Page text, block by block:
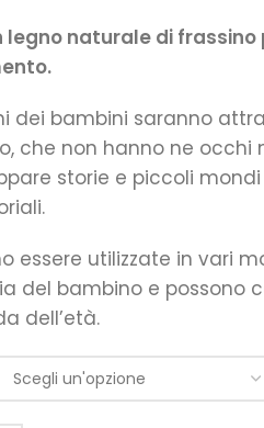
legno naturale di
dei bambini saranno
che non hanno ne occhi
storie e piccoli
essere utilizzate in vari
del bambino e possono
dell’età.